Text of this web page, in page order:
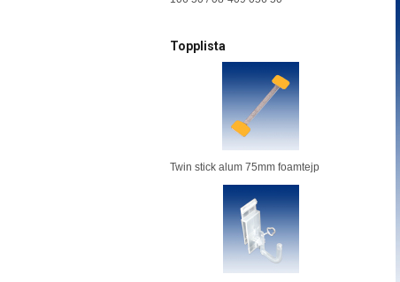
Topplista
Twin stick alum 75mm foamtejp